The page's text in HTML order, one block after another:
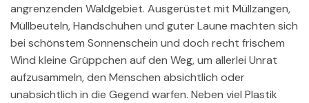
angrenzenden Waldgebiet. Ausgerüstet mit Müllzangen,
Müllbeuteln, Handschuhen und guter Laune machten sich
bei schönstem Sonnenschein und doch recht frischem
Wind kleine Grüppchen auf den Weg, um allerlei Unrat
aufzusammeln, den Menschen absichtlich oder
unabsichtlich in die Gegend warfen. Neben viel Plastik